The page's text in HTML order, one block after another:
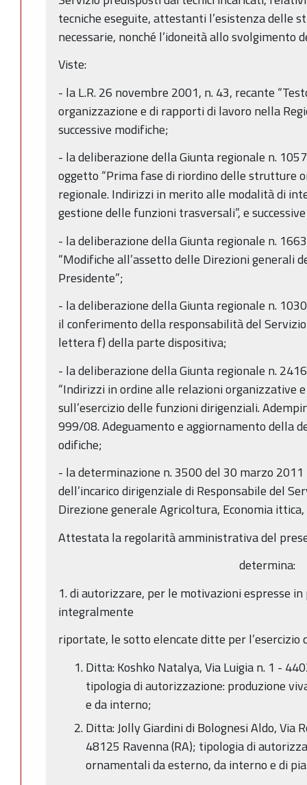
tecniche eseguite, attestanti l’esistenza delle
necessarie, nonché l’idoneità allo svolgimento
Viste:
- la L.R. 26 novembre 2001, n. 43, recante
organizzazione e di rapporti di lavoro nella
successive modifiche;
- la deliberazione della Giunta regionale n.
oggetto “Prima fase di riordino delle strutture
regionale. Indirizzi in merito alle modalità di
gestione delle funzioni trasversali”, e
- la deliberazione della Giunta regionale n.
“Modifiche all’assetto delle Direzioni generali
Presidente”;
- la deliberazione della Giunta regionale n.
il conferimento della responsabilità del
lettera f) della parte dispositiva;
- la deliberazione della Giunta regionale n.
“Indirizzi in ordine alle relazioni organizzative
sull’esercizio delle funzioni dirigenziali.
999/08. Adeguamento e aggiornamento della
odifiche;
- la determinazione n. 3500 del 30 marzo
dell’incarico dirigenziale di Responsabile del
Direzione generale Agricoltura, Economia
Attestata la regolarità amministrativa del
determina:
1. di autorizzare, per le motivazioni espresse
integralmente
riportate, le sotto elencate ditte per
Ditta: Koshko Natalya, Via Luigia n. 1 -
tipologia di autorizzazione: produzione
e da interno;
Ditta: Jolly Giardini di Bolognesi Aldo, Via
48125 Ravenna (RA); tipologia di
ornamentali da esterno, da interno e di